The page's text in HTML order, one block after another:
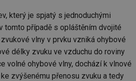
který je spjatý s jednoduchými
tomto případě s opláštěním dvojité
vlny v prvku vzniká ohybové
délky zvuku ve vzduchu do roviny
volné ohybové vlny, dochází k vlnové
zvýšenému přenosu zvuku a tedy